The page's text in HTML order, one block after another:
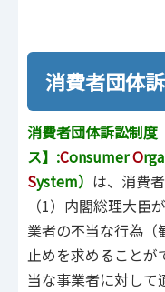
消費者団体
消費者団体訴訟制度
ス】:ConsumerO
System） は、消費
（1）内閣総理大臣
業者の不当な行為（
止めを求めることが
当な事業者に対し